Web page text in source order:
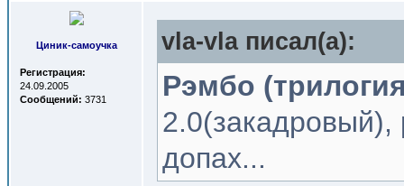
Циник-самоучка
Регистрация:
24.09.2005
Сообщений: 3731
vla-vla писал(a):
Рэмбо
2.0(закадровый),
допах...